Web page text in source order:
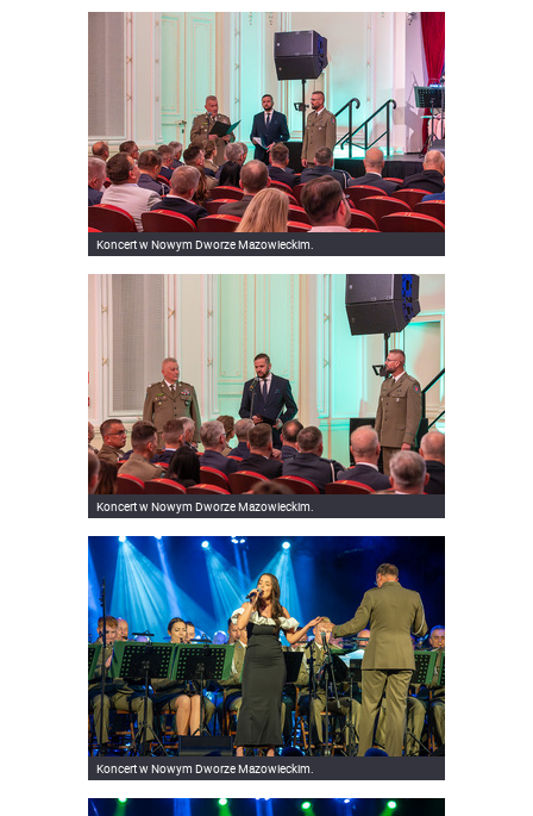
Koncert w Nowym Dworze Mazowieckim.
Koncert w Nowym Dworze Mazowieckim.
Koncert w Nowym Dworze Mazowieckim.